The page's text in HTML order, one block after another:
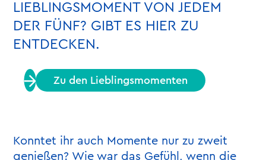
LIEBLINGSMOMENT VON JEDEM
DER FÜNF? GIBT ES HIER ZU
ENTDECKEN.
Zu den Lieblingsmomenten
Konntet ihr auch Momente nur zu zweit
genießen? Wie war das Gefühl, wenn die